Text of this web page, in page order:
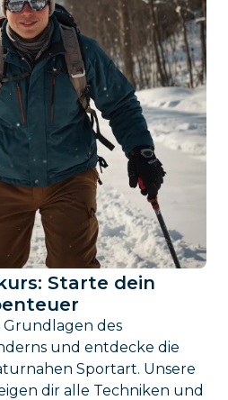
Starte dein
Grundlagen des
und entdecke die
Sportart. Unsere
dir alle Techniken und